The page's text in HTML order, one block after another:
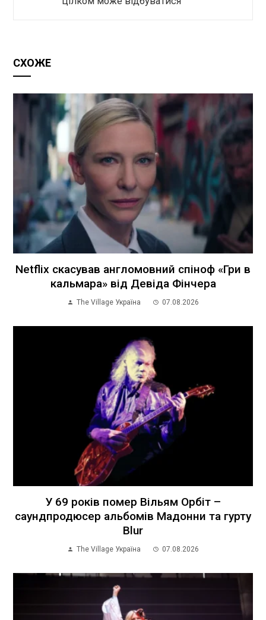
СХОЖЕ
Netflix скасував англомовний спіноф «Гри в
кальмара» від Девіда Фінчера
The Village Україна 07.08.2026
У 69 років помер Вільям Орбіт –
саундпродюсер альбомів Мадонни та гурту
Blur
The Village Україна 07.08.2026